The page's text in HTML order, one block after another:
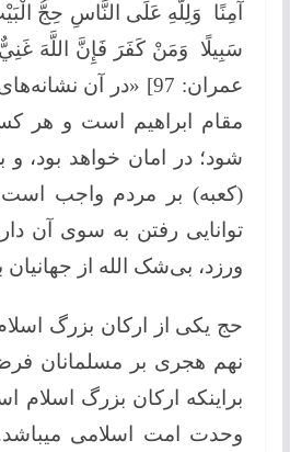
آمِنًا وَلِلَّهِ عَلَى النَّاسِ حِجُّ
سَبِيلًا وَمَنْ كَفَرَ فَإِنَّ اللَّهَ
عمران: 97] «در آن
مقام ابراهیم است و هر
شود؛ در امان خواهد بود، و
(کعبه) بر مردم واجب
توانایی رفتن به سوی آن
ورزد، بی‌شک الله از
حج یکی از ارکان بزرگ
نهم هجری بر مسلمانان
براینکه ارکان بزرگ
وحدت امت اسلامی